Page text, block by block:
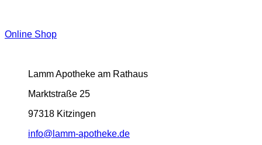
Online Shop
Lamm Apotheke am Rathaus
Marktstraße 25
97318 Kitzingen
info@lamm-apotheke.de